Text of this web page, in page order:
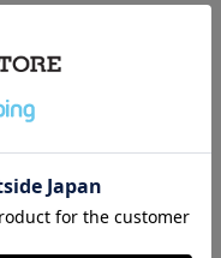
サポーターやファン必
ください！